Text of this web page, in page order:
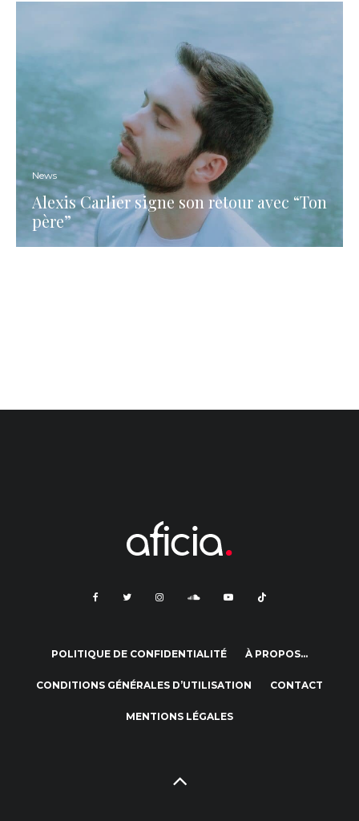
News
Alexis Carlier signe son retour avec “Ton
père”
POLITIQUE DE CONFIDENTIALITÉ À PROPOS…
CONDITIONS GÉNÉRALES D’UTILISATION CONTACT
MENTIONS LÉGALES